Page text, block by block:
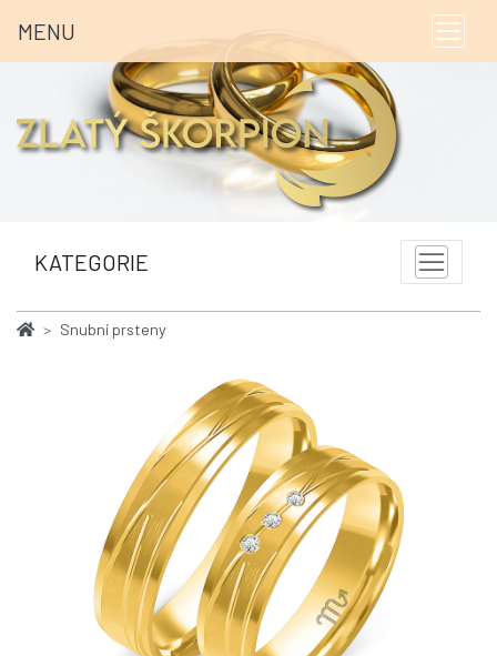
MENU
KATEGORIE
Snubní prsteny